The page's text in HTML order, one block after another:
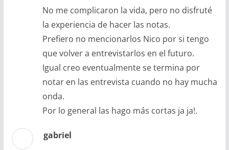
No me complicaron la vida, pero no disfruté
la experiencia de hacer las notas.
Prefiero no mencionarlos Nico por si tengo
que volver a entrevistarlos en el futuro.
Igual creo eventualmente se termina por
notar en las entrevista cuando no hay mucha
onda.
Por lo general las hago más cortas ja ja!.
gabriel